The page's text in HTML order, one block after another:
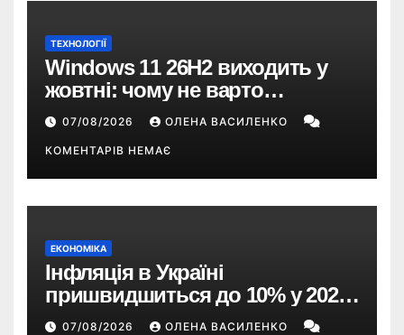
ТЕХНОЛОГІЇ
Windows 11 26H2 виходить у
жовтні: чому не варто
пропускати це оновлення
07/08/2026 ОЛЕНА ВАСИЛЕНКО
КОМЕНТАРІВ НЕМАЄ
ЕКОНОМІКА
Інфляція в Україні
пришвидшиться до 10% у 2026
році — прогноз НБУ
07/08/2026 ОЛЕНА ВАСИЛЕНКО